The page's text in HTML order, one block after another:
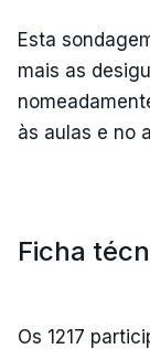
Esta
mais as
às aulas e no
Ficha
Os 1217